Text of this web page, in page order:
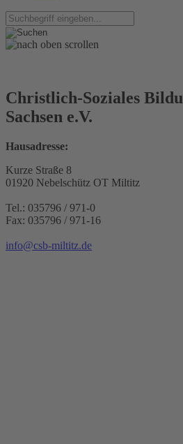
Christlich-Soziales
Sachsen e.V.
Hausadresse:
Kurze Straße 8
01920 Nebelschütz OT Miltitz
Tel.: 035796 / 971-0
Fax: 035796 / 971-16
info@csb-miltitz.de